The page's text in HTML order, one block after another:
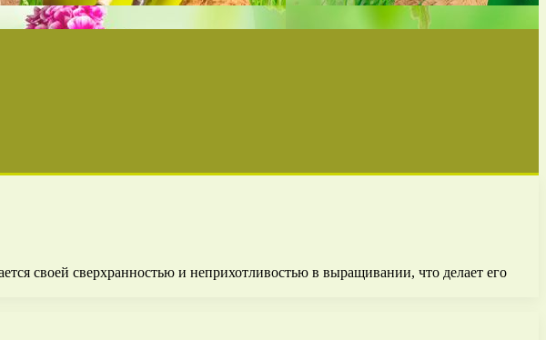
своей сверхранностью и неприхотливостью в выращивании, что делает его